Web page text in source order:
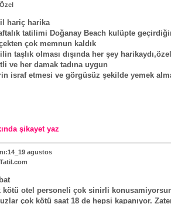
hariç harika
tatilimi Doğanay Beach kulüpte
çok memnun kaldık
taşlık olması dışında her şey
ve her damak tadına uygun
israf etmesi ve görgüsüz şekilde yemek
şikayet yaz
agustos
kötü otel personeli çok sinirli
çok kötü saat 18 de hepsi kapanıyor.